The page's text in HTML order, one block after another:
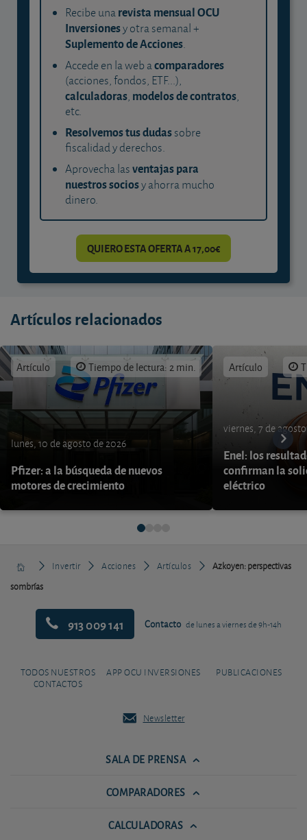
Recibe unarevista mensual OCU
Inversionesy otra semanal +
Suplemento de Acciones.
Accede en la web acomparadores
(acciones, fondos, ETF...),
calculadoras, modelos de contratos,
etc.
Resolvemos tus dudassobre
fiscalidad y derechos.
Aprovecha lasventajas para
nuestros sociosy ahorra mucho
dinero.
QUIERO ESTA OFERTA A 17,00€
Artículos relacionados
Artículo Tiempo de lectura: 2 min.
lunes, 10 de agosto de 2026
Pfizer: a la búsqueda de nuevos
motores de crecimiento
Artículo
viernes, 7 de
Enel: los
confirman la
eléctrico
Invertir Acciones Artículos
Azkoyen: perspectivas
sombrías
913 009 141 Contacto de lunes a viernes de 9h-14h
TODOS NUESTROS
CONTACTOS
APP OCU INVERSIONES PUBLICACIONES
Newsletter
SALA DE PRENSA
COMPARADORES
CALCULADORAS